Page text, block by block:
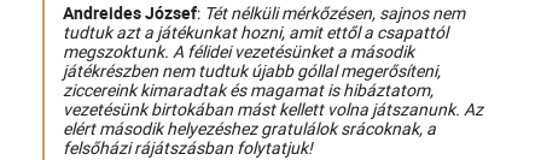
Andreides József: Tét nélküli mérkőzésen, sajnos nem
tudtuk azt a játékunkat hozni, amit ettől a csapattól
megszoktunk. A félidei vezetésünket a második
játékrészben nem tudtuk újabb góllal megerősíteni,
ziccereink kimaradtak és magamat is hibáztatom,
vezetésünk birtokában mást kellett volna játszanunk. Az
elért második helyezéshez gratulálok srácoknak, a
felsőházi rájátszásban folytatjuk!